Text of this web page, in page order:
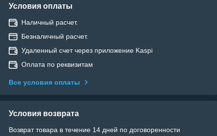
Условия оплаты
Наличный расчет.
Безналичный расчет.
Удаленный счет через приложение Kaspi
Оплата по реквизитам
Все условия оплаты
Условия возврата
Возврат товара в течение 14 дней по договоренности